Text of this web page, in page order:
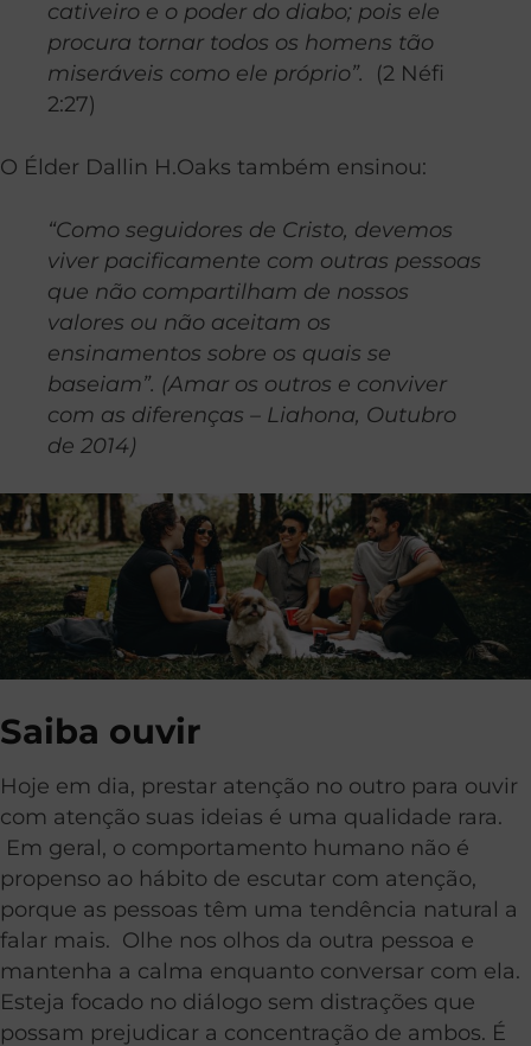
cativeiro e o poder do diabo; pois ele
procura tornar todos os homens tão
miseráveis como ele próprio”. (2 Néfi
2:27)
O Élder Dallin H.Oaks também ensinou:
“Como seguidores de Cristo, devemos
viver pacificamente com outras pessoas
que não compartilham de nossos
valores ou não aceitam os
ensinamentos sobre os quais se
baseiam”. (Amar os outros e conviver
com as diferenças – Liahona, Outubro
de 2014)
Saiba ouvir
Hoje em dia, prestar atenção no outro para ouvir
com atenção suas ideias é uma qualidade rara.
Em geral, o comportamento humano não é
propenso ao hábito de escutar com atenção,
porque as pessoas têm uma tendência natural a
falar mais. Olhe nos olhos da outra pessoa e
mantenha a calma enquanto conversar com ela.
Esteja focado no diálogo sem distrações que
possam prejudicar a concentração de ambos. É